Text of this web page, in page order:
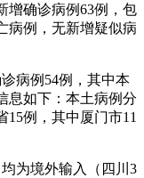
增确诊病例63例，包
病例，无新增疑似病
病例54例，其中本
息如下：本土病例分
15例，其中厦门市11
为境外输入（四川3